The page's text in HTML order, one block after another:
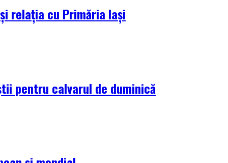
relația cu Primăria Iași
pentru calvarul de duminică